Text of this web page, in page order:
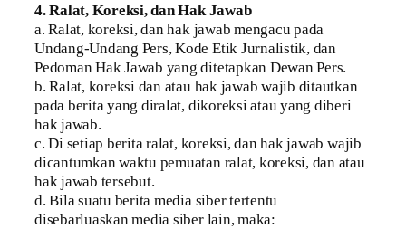
4. Ralat, Koreksi, dan Hak Jawab
a. Ralat, koreksi, dan hak jawab mengacu pada
Undang-Undang Pers, Kode Etik Jurnalistik, dan
Pedoman Hak Jawab yang ditetapkan Dewan Pers.
b. Ralat, koreksi dan atau hak jawab wajib ditautkan
pada berita yang diralat, dikoreksi atau yang diberi
hak jawab.
c. Di setiap berita ralat, koreksi, dan hak jawab wajib
dicantumkan waktu pemuatan ralat, koreksi, dan atau
hak jawab tersebut.
d. Bila suatu berita media siber tertentu
disebarluaskan media siber lain, maka: